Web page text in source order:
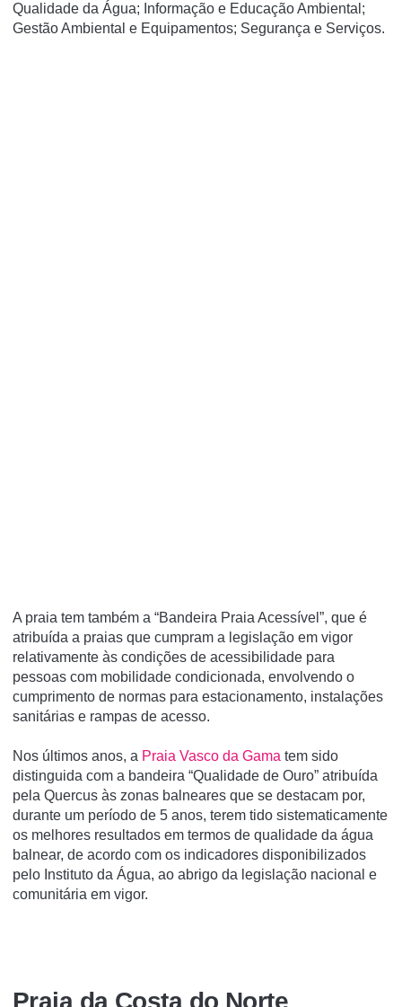
Qualidade da Água; Informação e Educação Ambiental;
Gestão Ambiental e Equipamentos; Segurança e Serviços.
A praia tem também a “Bandeira Praia Acessível”, que é
atribuída a praias que cumpram a legislação em vigor
relativamente às condições de acessibilidade para
pessoas com mobilidade condicionada, envolvendo o
cumprimento de normas para estacionamento, instalações
sanitárias e rampas de acesso.
Nos últimos anos, a Praia Vasco da Gama tem sido
distinguida com a bandeira “Qualidade de Ouro” atribuída
pela Quercus às zonas balneares que se destacam por,
durante um período de 5 anos, terem tido sistematicamente
os melhores resultados em termos de qualidade da água
balnear, de acordo com os indicadores disponibilizados
pelo Instituto da Água, ao abrigo da legislação nacional e
comunitária em vigor.
Praia da Costa do Norte